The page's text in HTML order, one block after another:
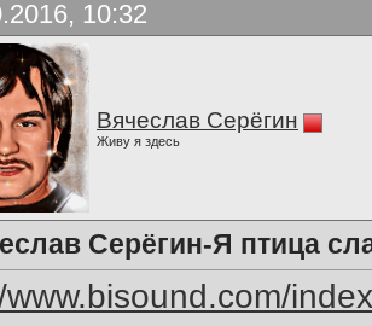
10:32
Вячеслав Серёгин
Живу я здесь
Серёгин-Я птица